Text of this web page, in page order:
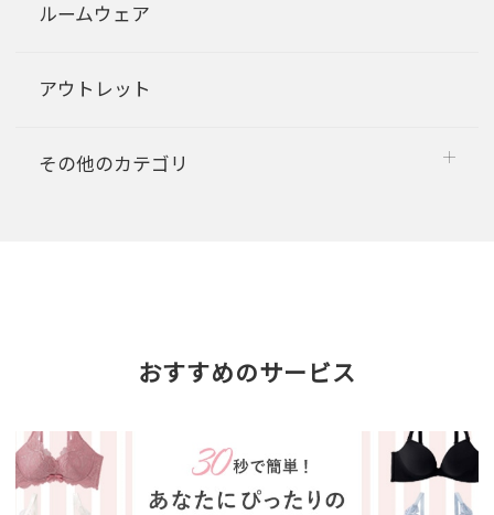
ルームウェア
アウトレット
その他のカテゴリ
おすすめのサービス